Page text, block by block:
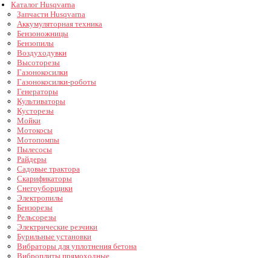
Каталог Husqvarna
Запчасти Husqvarna
Аккумуляторная техника
Бензоножницы
Бензопилы
Воздуходувки
Высоторезы
Газонокосилки
Газонокосилки-роботы
Генераторы
Культиваторы
Кусторезы
Мойки
Мотокосы
Мотопомпы
Пылесосы
Райдеры
Садовые трактора
Скарификаторы
Снегоуборщики
Электропилы
Бензорезы
Рельсорезы
Электрические резчики
Бурильные установки
Вибраторы для уплотнения бетона
Виброплиты прямоходные